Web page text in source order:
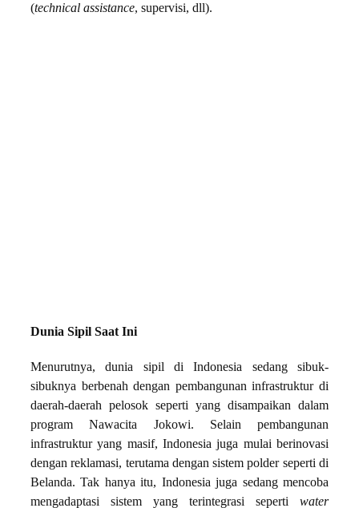
(technical assistance, supervisi, dll).
Dunia Sipil Saat Ini
Menurutnya, dunia sipil di Indonesia sedang sibuk-
sibuknya berbenah dengan pembangunan infrastruktur di
daerah-daerah pelosok seperti yang disampaikan dalam
program Nawacita Jokowi. Selain pembangunan
infrastruktur yang masif, Indonesia juga mulai berinovasi
dengan reklamasi, terutama dengan sistem polder seperti di
Belanda. Tak hanya itu, Indonesia juga sedang mencoba
mengadaptasi sistem yang terintegrasi seperti water